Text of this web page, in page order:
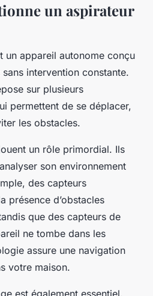
un aspirateur
un appareil autonome conçu
intervention constante.
sur plusieurs
permettent de se déplacer,
les obstacles.
un rôle primordial. Ils
son environnement
des capteurs
présence d’obstacles
que des capteurs de
ne tombe dans les
assure une navigation
votre maison.